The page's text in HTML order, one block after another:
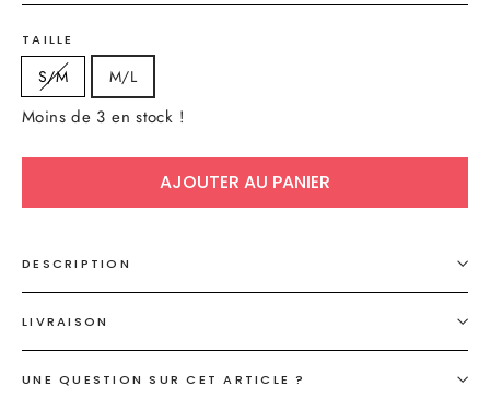
TAILLE
S/M M/L
Moins de 3 en stock !
AJOUTER AU PANIER
DESCRIPTION
LIVRAISON
UNE QUESTION SUR CET ARTICLE ?